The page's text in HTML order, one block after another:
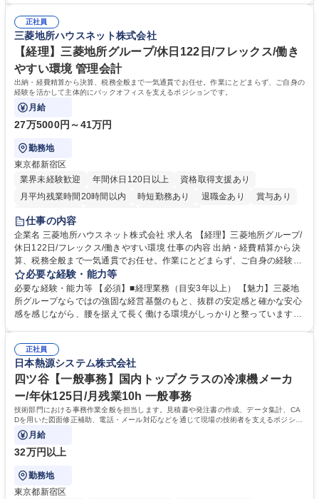
関する各種業務（経営企画、総務、人事、経理等） 募集職種 【事務系総
合職】農林中央金庫のバックオフィス業務/安定基盤/年休120日
す。 また、業務がしっかりと基準化されており、中途入社でも質問しやす
く馴染みやすい和やかな社風です。さらに、簿記やファシリティマネジャ
ーなどの資格取得に向けた費用負担や報奨金制度が非常に手厚く、成長で
きる環境です。 学歴・資格 学歴：大学院 大学 高専 短大 語学力： 資格：
日商簿記検定2級
正社員
三菱地所ハウスネット株式会社
【経理】三菱地所グループ/休日122日/フレックス/働き
やすい環境 管理会計
出納・経費精算から決算、税務全般まで一気通貫でお任せ。作業にとどまらず、ご自身の
経験を活かして主体的にバックオフィスを支えるポジションです。
月給
27万5000円～41万円
勤務地
東京都新宿区
業界未経験歓迎
年間休日120日以上
資格取得支援あり
月平均残業時間20時間以内
時短勤務あり 退職金あり
賞与あり
完全週休2日制
仕事の内容
企業名 三菱地所ハウスネット株式会社 求人名 【経理】三菱地所グループ/
休日122日/フレックス/働きやすい環境 仕事の内容 出納・経費精算から決
算、税務全般まで一気通貫でお任せ。作業にとどまらず、ご自身の経験を
活かして主体的にバックオフィスを支えるポジションです。 経理業務全般
をお任せします。 ■出納業務（日々の入出金、経費精算業務） ■管理会
計・税務（月次実績資料作成、四半期決算、税務全般など） 募集職種
【経理】三菱地所グループ/休日122日/フレックス/働きやすい環境
必要な経験・能力等
必要な経験・能力等 【必須】■経理業務（目安3年以上） 【魅力】三菱地
所グループならではの強固な経営基盤のもと、抜群の安定感と確かな安心
感を感じながら、腰を据えて長く働ける環境がしっかりと整っています。
暇の取得はもちろん、日々のプライベートの時間も十分に確保できるよ
う、職場環境が整備されています。 「これまでの経理経験を活かしつつ、
仕事も私生活も両立させたい」という方におすすめです。 学歴・資格 学
歴：大学院 大学 高専 短大 専修学校 高校 語学力： 資格：日商簿記検定3
級
正社員
日本熱源システム株式会社
四ツ谷【一般事務】国内トップクラスの冷凍機メーカ
ー/年休125日/月残業10h 一般事務
技術部門における事務作業全般を担当します。見積書や発注書の作成、データ集計、CA
Dを用いた図面修正補助、電話・メール対応などを通じて現場の技術者を支えるポジショ
ンです。
月給
32万円以上
勤務地
東京都新宿区